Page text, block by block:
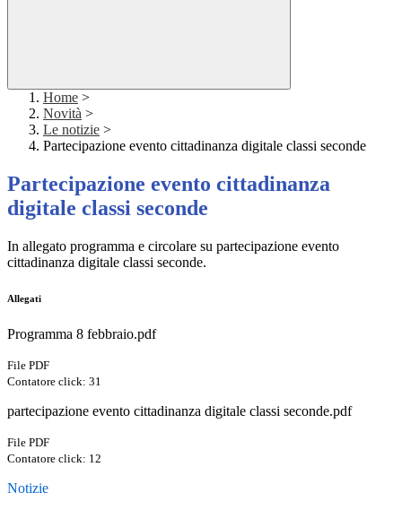
Home >
Novità >
Le notizie >
Partecipazione evento cittadinanza digitale classi seconde
Partecipazione evento cittadinanza
digitale classi seconde
In allegato programma e circolare su partecipazione evento
cittadinanza digitale classi seconde.
Allegati
Programma 8 febbraio.pdf
File PDF
Contatore click: 31
partecipazione evento cittadinanza digitale classi seconde.pdf
File PDF
Contatore click: 12
Notizie